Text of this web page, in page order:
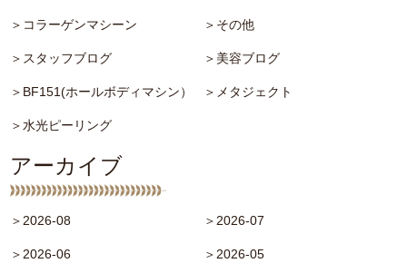
＞コラーゲンマシーン ＞その他
＞スタッフブログ ＞美容ブログ
＞BF151(ホールボディマシン） ＞メタジェクト
＞水光ピーリング
アーカイブ
＞2026-08 ＞2026-07
＞2026-06 ＞2026-05